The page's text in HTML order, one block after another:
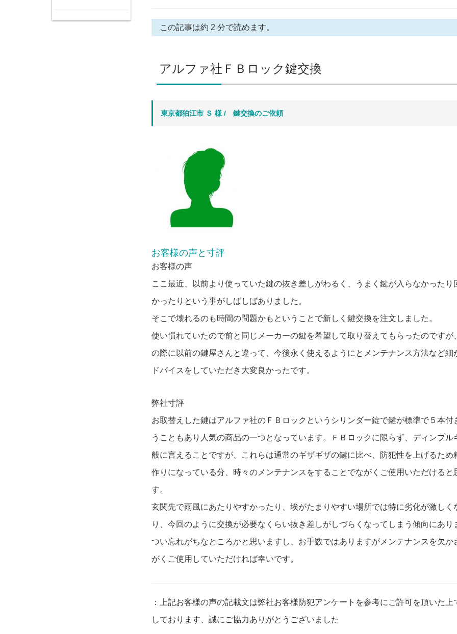
この記事は約 2 分で読めます。
アルファ社ＦＢロック鍵交換
東京都狛江市 Ｓ 様 / 鍵交換のご依頼
お客様の声と 寸評
お客様の声
ここ最近、以前より使っていた鍵の抜き差しがわるく、うまく鍵が入らなかったり
かったりという事がしばしばありました。
そこで壊れるのも時間の問題かもということで新しく鍵交換を注文しました。
使い慣れていたので前と同じメーカーの鍵を希望して取り替えてもらったのですが
の際に以前の鍵屋さんと違って、今後永く使えるようにとメンテナンス方法など細
ドバイスをしていただき大変良かったです。
弊社寸評
お取替えした鍵はアルファ社のＦＢロックというシリンダー錠で鍵が標準で５本付
うこともあり人気の商品の一つとなっています。ＦＢロックに限らず、ディンプル
般に言えることですが、これらは通常のギザギザの鍵に比べ、防犯性を上げるため
作りになっている分、時々のメンテナンスをすることでながくご使用いただけると
す。
玄関先で雨風にあたりやすかったり、埃がたまりやすい場所では特に劣化が激しく
り、今回のように交換が必要なくらい抜き差しがしづらくなってしまう傾向にあり
つい忘れがちなところかと思いますし、お手数ではありますがメンテナンスを欠か
がくご使用していただければ幸いです。
：上記お客様の声の記載文は弊社お客様防犯アンケートを参考にご許可を頂いた上
しております、誠にご協力ありがとうございました